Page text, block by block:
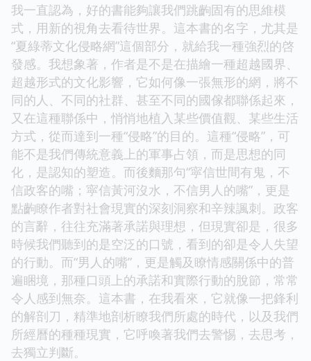
我一直認為，好的書能夠讓我們跳齣固有的思維模
式，用新的視角去看待世界。這本書的名字，尤其是
“夏綠蒂文化侵略網”這個部分，就給我一種強烈的啓
發感。我想象著，作者是不是在描繪一種超越國界、
超越形式的文化影響，它如何像一張無形的網，將不
同的人、不同的社群、甚至不同的國傢都聯係起來，
又在這種聯係中，悄悄地植入某些價值觀、某些生活
方式，從而達到一種“侵略”的目的。這種“侵略”，可
能不是我們傳統意義上的軍事占領，而是思想的同
化，是認知的塑造。而後麵那句“寜信世間有鬼，不
信政客的嘴；寜信黃河沒水，不信男人的嘴”，更是
點齣瞭作者對社會現實的深刻洞察和辛辣諷刺。政客
的言辭，往往充滿著承諾與理想，但現實卻是，很多
時候我們聽到的是空泛的口號，看到的卻是令人失望
的行動。而“男人的嘴”，更是觸及瞭情感關係中的普
遍睏境，那種口頭上的承諾和實際行動的脫節，常常
令人感到無奈。這本書，在我看來，它就像一把鋒利
的解剖刀，精準地剖析瞭我們所處的時代，以及我們
所經曆的種種現實，它呼喚著我們去警惕，去思考，
去獨立判斷。